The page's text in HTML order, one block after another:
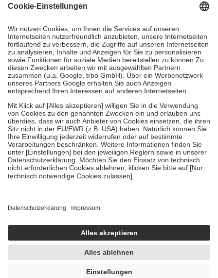
Grundsätzlich leisten Mitglieder Zuzahlungen in Höhe von zehn
höchstens zehn Euro.
Es sind jedoch nie mehr als die tatsächlichen
Kosten der Leistung zu entrichten.
Diese Regeln gelten grundsätzlich auch für Online-Apotheken.
Bei Heilmitteln und häuslicher Krankenpflege beträgt die
Zuzahlung zehn Prozent der Kosten sowie zehn Euro je
Verordnung.
Um das Engagement der Versicherten für ihre eigene Gesundheit zu
stärken und die besondere Stellung der Familie zu unterstützen,
fallenkeine Zuzahlungenan bei:
• Kindern und Jugendlichen bis zum vollendeten 18. Lebensjahr
mit Ausnahme der Fahrkosten
• Untersuchungen zur Vorsorge und Früherkennung, die von der
GKV getragen werden
• empfohlenen Schutzimpfungen
• Harn- und Blutteststreifen
getroffen, um sicherzustellen, dass es sich um echte Bewertungen
https://help.etrusted.com/hc/de/articles/4419944605341
Einige Bilder und Inhalte wurden unter Zuhilfenahme künstlicher